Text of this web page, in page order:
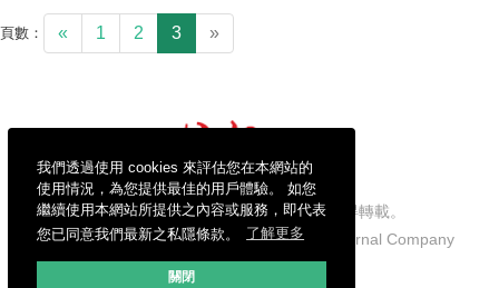
我們透過使用 cookies 來評估您在本網站的
使用情況，為您提供最佳的用戶體驗。 如您
繼續使用本網站所提供之內容或服務，即代表
您已同意我們最新之私隱條款。
了解更多
關閉
頁數： « 1 2 3 »
信報財經新聞有限公司版權所有，不得轉載。
Copyright © 2026 Hong Kong Economic Journal Company
Limited. All rights reserved.